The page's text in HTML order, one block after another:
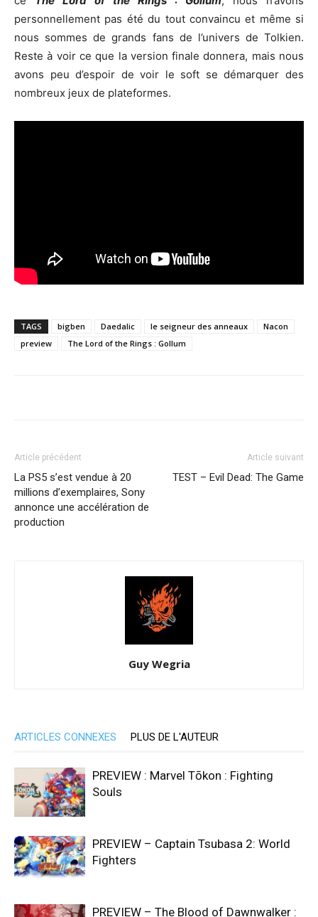
personnellement pas été du tout convaincu et même si
nous sommes de grands fans de l’univers de Tolkien.
Reste à voir ce que la version finale donnera, mais nous
avons peu d’espoir de voir le soft se démarquer des
nombreux jeux de plateformes.
TAGS bigben Daedalic le seigneur des anneaux
Nacon
preview
The Lord of the Rings : Gollum
Article précédent
La PS5 s’est vendue à 20
millions d’exemplaires, Sony
annonce une accélération de
production
Article suivant
TEST – Evil Dead: The Game
Guy Wegria
ARTICLES CONNEXES PLUS DE L'AUTEUR
PREVIEW : Marvel Tōkon : Fighting
Souls
PREVIEW – Captain Tsubasa 2: World
Fighters
PREVIEW – The Blood of Dawnwalker :